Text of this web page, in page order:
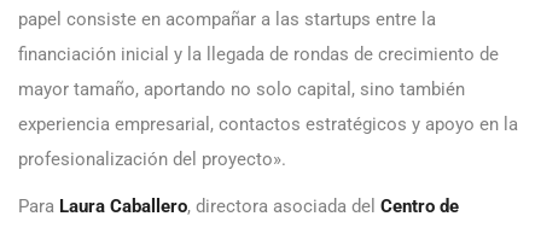
papel consiste en acompañar a las startups entre la
financiación inicial y la llegada de rondas de crecimiento de
mayor tamaño, aportando no solo capital, sino también
experiencia empresarial, contactos estratégicos y apoyo en la
profesionalización del proyecto».
Para Laura Caballero, directora asociada del Centro de